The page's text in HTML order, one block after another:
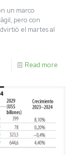
un marco
pero con
el martes al
Read more